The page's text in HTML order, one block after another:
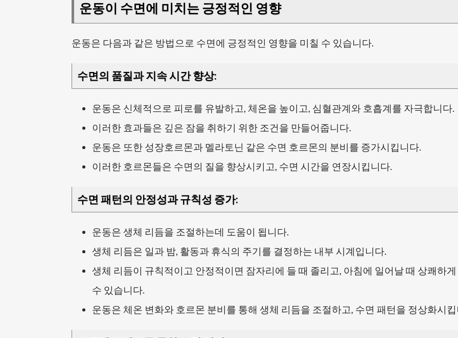
운동이 수면에 미치는 긍정적인 영향
운동은 다음과 같은 방법으로 수면에 긍정적인 영향을 미칠 수 있습니다.
수면의 품질과 지속 시간 향상:
운동은 신체적으로 피로를 유발하고, 체온을 높이고, 심혈관계와 호흡계를 자극합니다.
이러한 효과들은 깊은 잠을 취하기 위한 조건을 만들어줍니다.
운동은 또한 성장호르몬과 멜라토닌 같은 수면 호르몬의 분비를 증가시킵니다.
이러한 호르몬들은 수면의 질을 향상시키고, 수면 시간을 연장시킵니다.
수면 패턴의 안정성과 규칙성 증가:
운동은 생체 리듬을 조절하는데 도움이 됩니다.
생체 리듬은 일과 밤, 활동과 휴식의 주기를 결정하는 내부 시계입니다.
생체 리듬이 규칙적이고 안정적이면 잠자리에 들 때 졸리고, 아침에 일어날 때 상쾌하
수 있습니다.
운동은 체온 변화와 호르몬 분비를 통해 생체 리듬을 조절하고, 수면 패턴을 정상화시